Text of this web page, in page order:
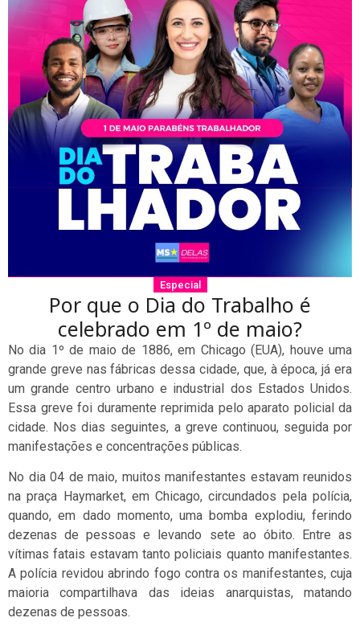
Especial
Por que o Dia do Trabalho é
celebrado em 1º de maio?
No dia 1º de maio de 1886, em Chicago (EUA), houve uma
grande greve nas fábricas dessa cidade, que, à época, já era
um grande centro urbano e industrial dos Estados Unidos.
Essa greve foi duramente reprimida pelo aparato policial da
cidade. Nos dias seguintes, a greve continuou, seguida por
manifestações e concentrações públicas.
No dia 04 de maio, muitos manifestantes estavam reunidos
na praça Haymarket, em Chicago, circundados pela polícia,
quando, em dado momento, uma bomba explodiu, ferindo
dezenas de pessoas e levando sete ao óbito. Entre as
vítimas fatais estavam tanto policiais quanto manifestantes.
A polícia revidou abrindo fogo contra os manifestantes, cuja
maioria compartilhava das ideias anarquistas, matando
dezenas de pessoas.